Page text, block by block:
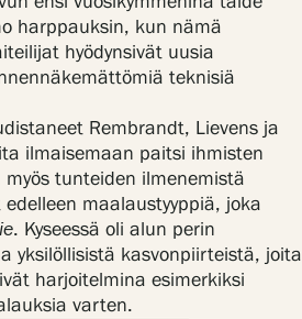
harppauksin, kun nämä
hyödynsivät uusia
teknisiä
Rembrandt, Lievens ja
ilmaisemaan paitsi ihmisten
tunteiden ilmenemistä
maalaustyyppiä, joka
. Kyseessä oli alun perin
yksilöllisistä kasvonpiirteistä, joita
harjoitelmina esimerkiksi
varten.